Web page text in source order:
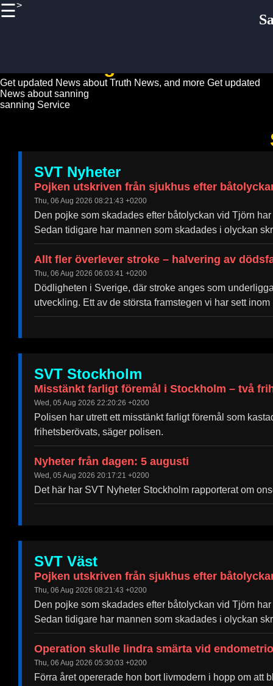
Get updated News about Truth News, and more Get updated
News about sanning
sanning Service
>
☰
SVT Nyheter
Pojken utskriven från sjukhus efter
Thu, 06 Aug 2026 08:21:43 +0200
Den pojke som skadades efter båtolyckan vid Tjörn
Sedan tidigare har mannen som skadades i olyckan
Allt fler överlever stroke – halvering av
Thu, 06 Aug 2026 06:03:41 +0200
Dödligheten i Sverige, där stroke anges som
utveckling. Ett av de största framstegen vi har sett inom
SVT Stockholm
Misstänkt farligt föremål i Stockholm – två
Wed, 05 Aug 2026 22:20:26 +0200
Polisen har utrett ett misstänkt farligt föremål som
frihetsberövats, säger polisen.
Nyheter från dagen: 5 augusti
Wed, 05 Aug 2026 20:17:21 +0200
Det här har SVT Nyheter Stockholm rapporterat om
SVT Väst
Pojken utskriven från sjukhus efter
Thu, 06 Aug 2026 08:21:43 +0200
Den pojke som skadades efter båtolyckan vid Tjörn
Sedan tidigare har mannen som skadades i olyckan
Operation skulle lindra smärta vid
Thu, 06 Aug 2026 05:30:03 +0200
Förra året opererade hon bort livmodern i hopp om att
Sanning
Facebook
Instagram
Twitter
Telegram
Help &
Support
Contact
About
Write
for Us